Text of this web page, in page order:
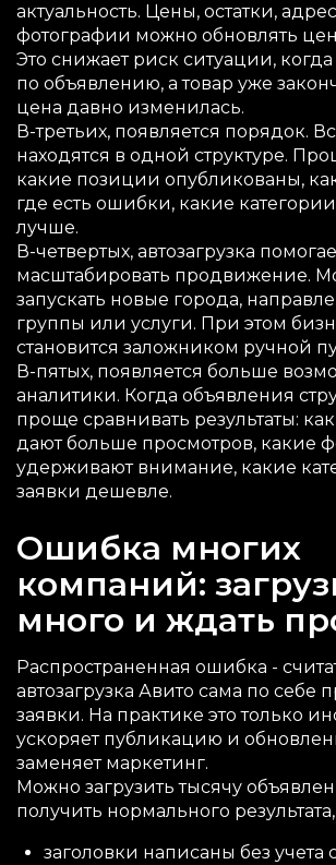
актуальность. Цены, остатки,
фотографии можно обновлять
Это снижает риск ситуации,
по объявлению, а товар уже
цена давно изменилась.
В-третьих, появляется порядок.
находятся в одной структуре.
какие позиции опубликованы,
где есть ошибки, какие
лучше.
В-четвертых, автозагрузка
масштабировать продвижение.
запускать новые города,
группы или услуги. При этом
становится заложником ручной
В-пятых, появляется больше
аналитики. Когда объявления
проще сравнивать результаты:
дают больше просмотров, какие
удерживают внимание, какие
заявки дешевле.
Ошибка многих
компаний:
много и ждать
Распространенная ошибка -
автозагрузка Авито сама по себе
заявки. На практике это только
ускоряет публикацию и
заменяет маркетинг.
Можно загрузить тысячу
получить нормального
заголовки написаны без учета